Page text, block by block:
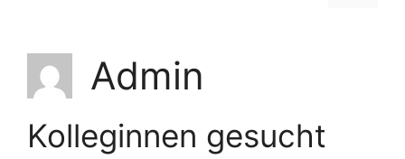
Admin
Kolleginnen gesucht